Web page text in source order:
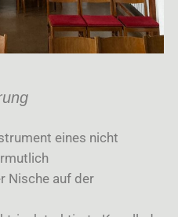
eines nicht
Nische auf der